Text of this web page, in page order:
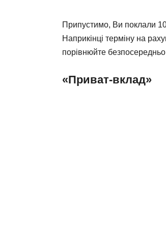
Припустимо, Ви поклали
Наприкінці терміну на
порівнюйте
«Приват-вклад»